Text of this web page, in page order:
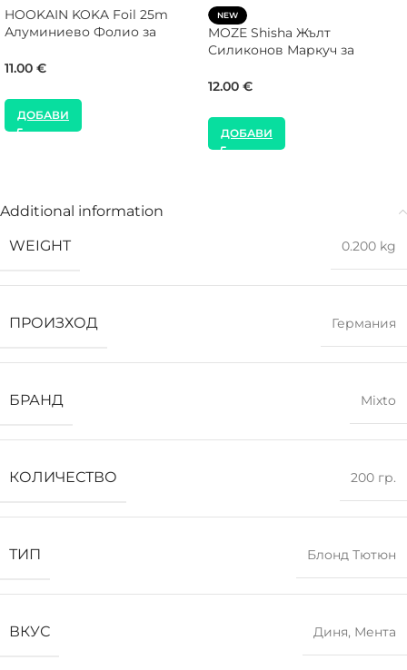
HOOKAIN KOKA Foil 25m
Алуминиево Фолио за
11.00 €
ДОБАВИ
NEW
MOZE Shisha Жълт
Силиконов Маркуч за
12.00 €
ДОБАВИ
Additional information
WEIGHT
0.200 kg
ПРОИЗХОД Германия
БРАНД Mixto
КОЛИЧЕСТВО 200 гр.
ТИП Блонд Тютюн
ВКУС Диня, Мента